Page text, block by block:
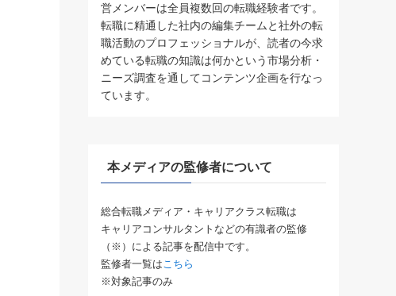
営メンバーは全員複数回の転職経験者です。
転職に精通した社内の編集チームと社外の転
職活動のプロフェッショナルが、読者の今求
めている転職の知識は何かという市場分析・
ニーズ調査を通してコンテンツ企画を行なっ
ています。
本メディアの監修者について
総合転職メディア・キャリアクラス転職は
キャリアコンサルタントなどの有識者の監修
（※）による記事を配信中です。
監修者一覧はこちら
※対象記事のみ